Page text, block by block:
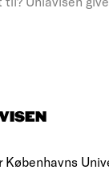
Københavns